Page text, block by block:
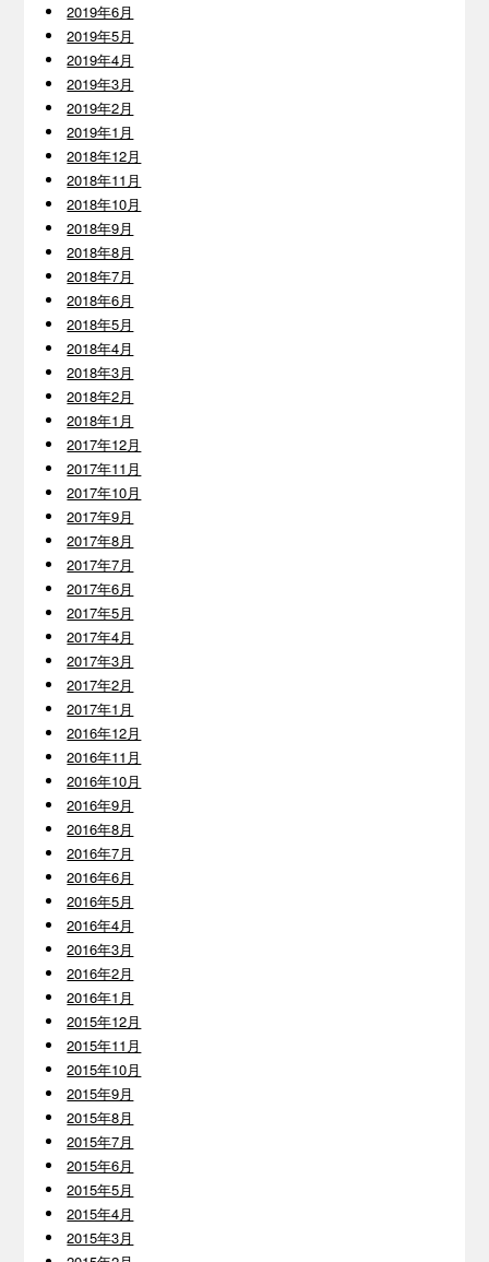
2019年6月
2019年5月
2019年4月
2019年3月
2019年2月
2019年1月
2018年12月
2018年11月
2018年10月
2018年9月
2018年8月
2018年7月
2018年6月
2018年5月
2018年4月
2018年3月
2018年2月
2018年1月
2017年12月
2017年11月
2017年10月
2017年9月
2017年8月
2017年7月
2017年6月
2017年5月
2017年4月
2017年3月
2017年2月
2017年1月
2016年12月
2016年11月
2016年10月
2016年9月
2016年8月
2016年7月
2016年6月
2016年5月
2016年4月
2016年3月
2016年2月
2016年1月
2015年12月
2015年11月
2015年10月
2015年9月
2015年8月
2015年7月
2015年6月
2015年5月
2015年4月
2015年3月